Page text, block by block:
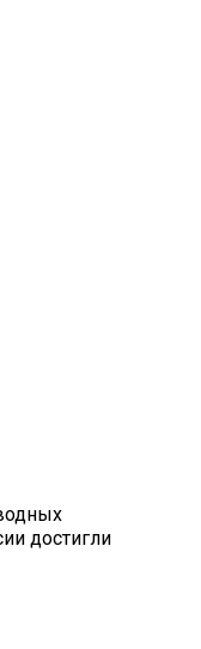
достигли